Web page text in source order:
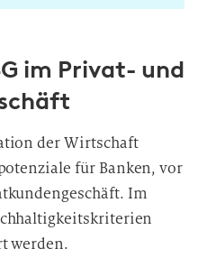
im Privat- und
der Wirtschaft
für Banken, vor
Im
werden.